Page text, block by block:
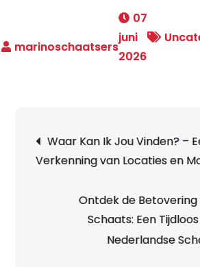
07
juni
2026
Waar Kan Ik Jou Vinden? –
Verkenning van Locaties en
Ontdek de Betovering
Schaats: Een
Nederlandse